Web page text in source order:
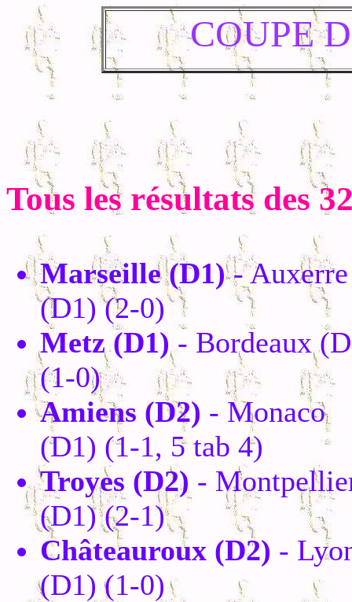
COUPE
Tous les résultats des
Marseille (D1)- Auxerre
(D1) (2-0)
Metz (D1)- Bordeaux
(1-0)
Amiens (D2) - Monaco
(D1) (1-1, 5 tab 4)
Troyes (D2) -
(D1) (2-1)
Châteauroux (D2) -
(D1) (1-0)